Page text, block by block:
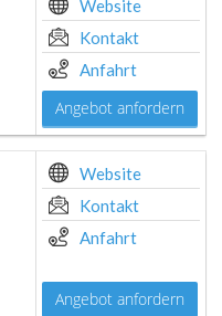
Website
Kontakt
Anfahrt
Angebot anfordern
Website
Kontakt
Anfahrt
Angebot anfordern